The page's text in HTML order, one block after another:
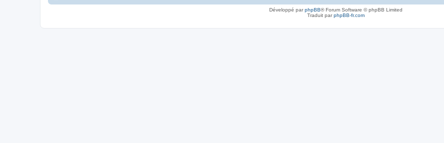
Développé parphpBB® Forum Software © phpBB Limited
Traduit parphpBB-fr.com